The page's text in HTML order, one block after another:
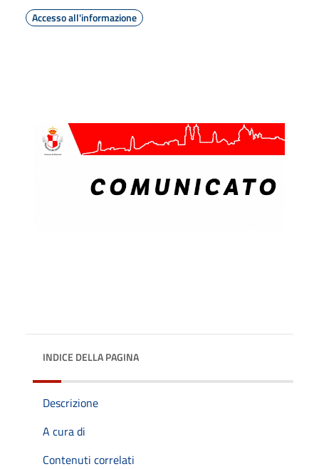
Accesso all'informazione
INDICE DELLA PAGINA
Descrizione
A cura di
Contenuti correlati